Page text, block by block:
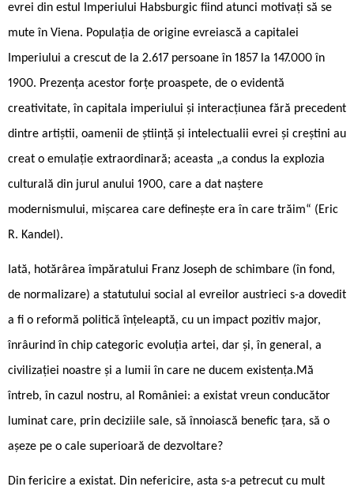
evrei din estul Imperiului Habsburgic fiind atunci motivați să se
mute în Viena. Populația de origine evreiască a capitalei
Imperiului a crescut de la 2.617 persoane în 1857 la 147.000 în
1900. Prezența acestor forțe proaspete, de o evidentă
creativitate, în capitala imperiului și interacțiunea fără precedent
dintre artiștii, oamenii de știință și intelectualii evrei și creștini au
creat o emulație extraordinară; aceasta „a condus la explozia
culturală din jurul anului 1900, care a dat naștere
modernismului, mișcarea care definește era în care trăim“ (Eric
R. Kandel).
Iată, hotărârea împăratului Franz Joseph de schimbare (în fond,
de normalizare) a statutului social al evreilor austrieci s-a dovedit
a fi o reformă politică înțeleaptă, cu un impact pozitiv major,
înrâurind în chip categoric evoluția artei, dar și, în general, a
civilizației noastre și a lumii în care ne ducem existența.Mă
întreb, în cazul nostru, al României: a existat vreun conducător
luminat care, prin deciziile sale, să înnoiască benefic țara, să o
așeze pe o cale superioară de dezvoltare?
Din fericire a existat. Din nefericire, asta s-a petrecut cu mult